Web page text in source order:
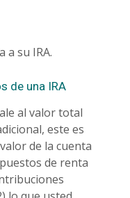
a su IRA.
de una IRA
al valor total
este es
de la cuenta
de renta